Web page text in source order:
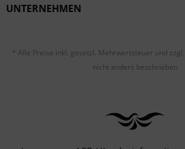
UNTERNEHMEN
* Alle Preise inkl. gesetzl. Mehrwertsteuer und zzgl.
nicht anders beschrieben